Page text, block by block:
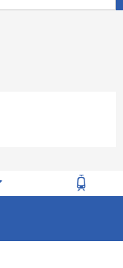
Zum
Feedback
Zur